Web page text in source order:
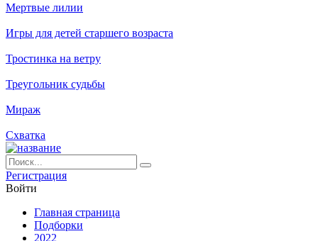
Мертвые лилии
Игры для детей старшего возраста
Тростинка на ветру
Треугольник судьбы
Мираж
Схватка
Ре­ги­ст­ра­ция
Вой­ти
Глав­ная стра­ни­ца
Подборки
2022